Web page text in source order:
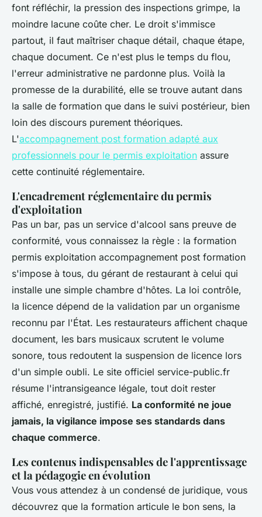
font réfléchir, la pression des inspections grimpe, la
moindre lacune coûte cher. Le droit s'immisce
partout, il faut maîtriser chaque détail, chaque étape,
chaque document. Ce n'est plus le temps du flou,
l'erreur administrative ne pardonne plus. Voilà la
promesse de la durabilité, elle se trouve autant dans
la salle de formation que dans le suivi postérieur, bien
loin des discours purement théoriques.
L'accompagnement post formation adapté aux
professionnels pour le permis exploitation assure
cette continuité réglementaire.
L'encadrement réglementaire du permis
d'exploitation
Pas un bar, pas un service d'alcool sans preuve de
conformité, vous connaissez la règle : la formation
permis exploitation accompagnement post formation
s'impose à tous, du gérant de restaurant à celui qui
installe une simple chambre d'hôtes. La loi contrôle,
la licence dépend de la validation par un organisme
reconnu par l'État. Les restaurateurs affichent chaque
document, les bars musicaux scrutent le volume
sonore, tous redoutent la suspension de licence lors
d'un simple oubli. Le site officiel service-public.fr
résume l'intransigeance légale, tout doit rester
affiché, enregistré, justifié. La conformité ne joue
jamais, la vigilance impose ses standards dans
chaque commerce.
Les contenus indispensables de l'apprentissage
et la pédagogie en évolution
Vous vous attendez à un condensé de juridique, vous
découvrez que la formation articule le bon sens, la